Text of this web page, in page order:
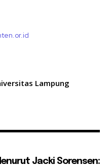
Lampung
Jacki Sorensen: